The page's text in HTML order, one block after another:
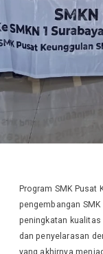
Program SMK Pusat
pengembangan
peningkatan
dan penyelarasan
yang akhirnya